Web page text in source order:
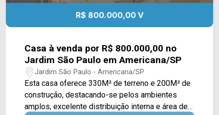
R$ 800.000,00 V
Casa à venda por R$ 800.000,00 no
Jardim São Paulo em Americana/SP
Jardim São Paulo - Americana/SP
Esta casa oferece 330M² de terreno e 200M² de
construção, destacando-se pelos ambientes
amplos, excelente distribuição interna e área de